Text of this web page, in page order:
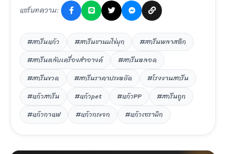
แชร์บทความ:
#สกรีนแก้ว #สกรีนชานมไข่มุก
#สกรีนพลาสติก
#สกรีนตลับเครื่องสำอางค์
#สกรีนหลอด
#สกรีนขวด
#สกรีนราคาประหยัด
#โรงงานสกรีน
#แก้วสกรีน
#แก้วpet #แก้วPP
#สกรีนถูก
#แก้วกาแฟ
#แก้วกระจก #แก้วเซรามิก